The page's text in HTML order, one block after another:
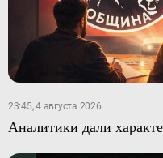
23:45, 4 августа 2026
Аналитики дали